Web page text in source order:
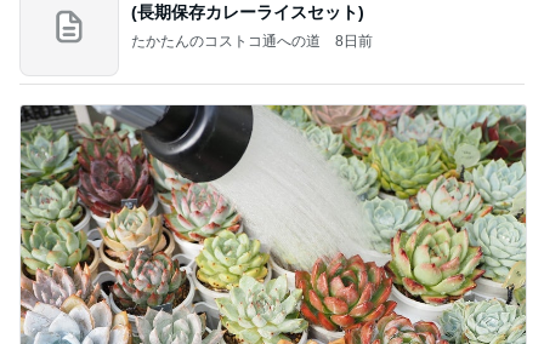
(長期保存カレーライスセット)
たかたんのコストコ通への道 8日前